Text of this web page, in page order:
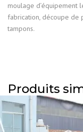
moulage d’équipement
fabrication, découpe de
tampons.
Produits